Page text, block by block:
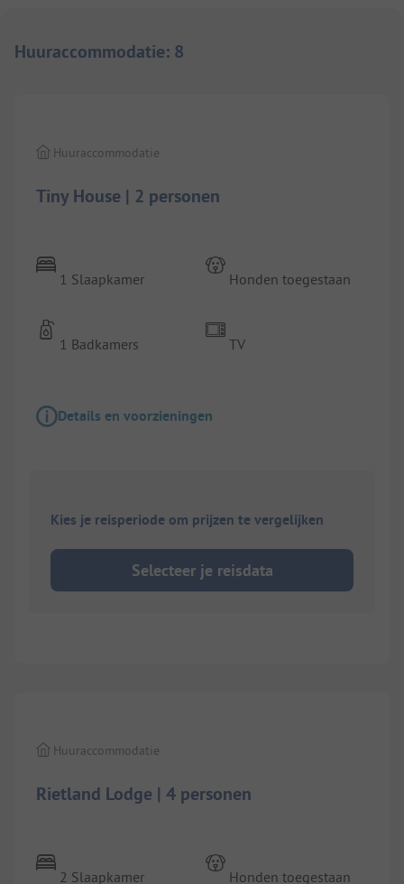
Huuraccommodatie: 8
Tiny House | 2 personen
Huuraccommodatie
1 Slaapkamer
1 Badkamers
Honden toegestaan
TV
Details en voorzieningen
Kies je reisperiode om prijzen te vergelijken
Selecteer je reisdata
Rietland Lodge | 4 personen
Huuraccommodatie
2 Slaapkamer Honden toegestaan